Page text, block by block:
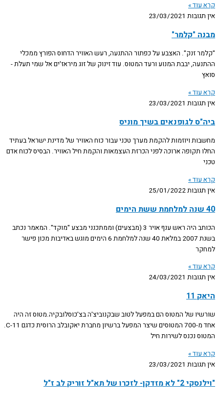
קרא עוד »
אין תגובות 23/03/2021
מבנה "קלמר"
"קלמר זנק". האצבע על כפתור ההתנעה, רעש האוויר הדחוס הפורץ ממכלי
ההתנעה, יבבת המנוע ורעד המטוס. עוד זינוק של זוג מיראז'ים אל שמי תעלת ­
סואץ
קרא עוד »
אין תגובות 23/03/2021
ביה"ס לגופנאים בשיך מוניס
מחשבות ויוזמות להקמת מערך טכני עבור כוח האוויר של מדינת ישראל בעתיד
החלו תקופה ארוכה לפני הכרזת העצמאות והקמת חיל האוויר. הבסיס לכוח אדם
טכני
קרא עוד »
אין תגובות25/01/2022
40 שנה למלחמת ששת הימים
הכותב היה ראש ענף אויר 3 (מבצעים) וממתכנני מבצע "מוקד". המאמר נכתב
בשנת 2007 במלאת 40 שנה למלחמת 6 הימים מוגש באדיבות מכון פישר
למחקר
קרא עוד »
אין תגובות 24/03/2021
היאק 11
שורשיו של המטוס הם במפעל לטוב שבקנוביצ'ה בצ'כוסלובקיה.מטוס זה היה
אחד מ-700 המטוסים שיצר המפעל ברשיון מחברת יאקובלב הרוסית כדגם C-11.
המטוס נכנס לשירות חיל
קרא עוד »
אין תגובות 23/03/2021
"וילנסקי 2" לא מזדקן- לזכרו של תא"ל זוריק לב ז"ל